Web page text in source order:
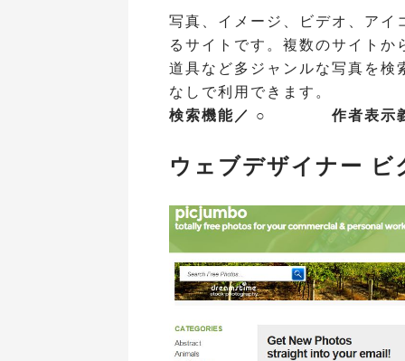
写真、イメージ、ビデオ、アイ
るサイトです。複数のサイト
道具など多ジャンルな写真を検
なしで利用できます。
検索機能／ ○ 作者表示
ウェブデザイナー